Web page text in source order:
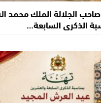
الجلالة الملك محمد
الذكرى السابعة…